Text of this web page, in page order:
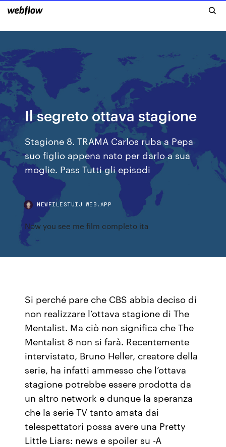
Il segreto ottava stagione
Stagione 8. TRAMA Carlos ruba a Pepa
suo figlio appena nato per darlo a sua
moglie. Pass Tutti gli episodi
NEWFILESTUIJ.WEB.APP
Now you see me film completo ita
Si perché pare che CBS abbia deciso di
non realizzare l’ottava stagione di The
Mentalist. Ma ciò non significa che The
Mentalist 8 non si farà. Recentemente
intervistato, Bruno Heller, creatore della
serie, ha infatti ammesso che l’ottava
stagione potrebbe essere prodotta da
un altro network e dunque la speranza
che la serie TV tanto amata dai
telespettatori possa avere una Pretty
Little Liars: news e spoiler su -A